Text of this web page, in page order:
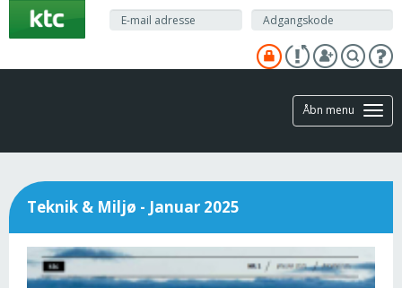
hovedindhold
Åbn menu
Teknik & Miljø - Januar 2025